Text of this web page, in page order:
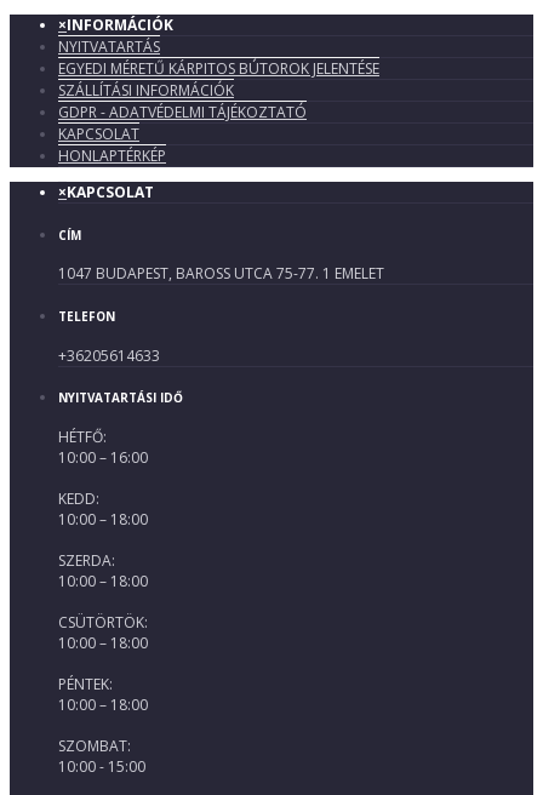
×INFORMÁCIÓK
NYITVATARTÁS
EGYEDI MÉRETŰ KÁRPITOS BÚTOROK JELENTÉSE
SZÁLLÍTÁSI INFORMÁCIÓK
GDPR - ADATVÉDELMI TÁJÉKOZTATÓ
KAPCSOLAT
HONLAPTÉRKÉP
×KAPCSOLAT
CÍM
1047 BUDAPEST, BAROSS UTCA 75-77. 1 EMELET
TELEFON
+36205614633
NYITVATARTÁSI IDŐ
HÉTFŐ:
10:00 – 16:00
KEDD:
10:00 – 18:00
SZERDA:
10:00 – 18:00
CSÜTÖRTÖK:
10:00 – 18:00
PÉNTEK:
10:00 – 18:00
SZOMBAT:
10:00 - 15:00